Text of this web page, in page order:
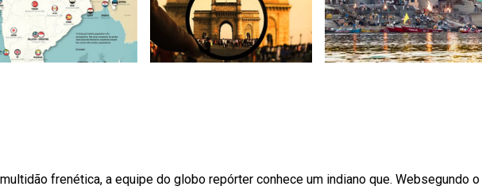
frenética, a equipe do globo repórter conhece um indiano que. Websegundo o